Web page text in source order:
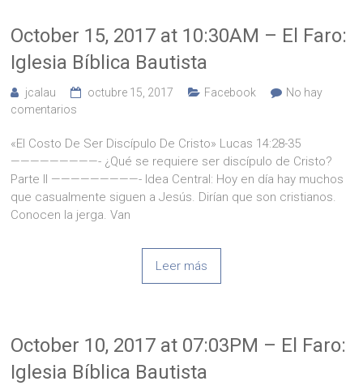
October 15, 2017 at 10:30AM – El Faro:
Iglesia Bíblica Bautista
jcalau octubre 15, 2017 Facebook
No hay
comentarios
«El Costo De Ser Discípulo De Cristo» Lucas 14:28-35
—————————- ¿Qué se requiere ser discípulo de Cristo?
Parte II —————————- Idea Central: Hoy en día hay muchos
que casualmente siguen a Jesús. Dirían que son cristianos.
Conocen la jerga. Van
Leer más
October 10, 2017 at 07:03PM – El Faro:
Iglesia Bíblica Bautista